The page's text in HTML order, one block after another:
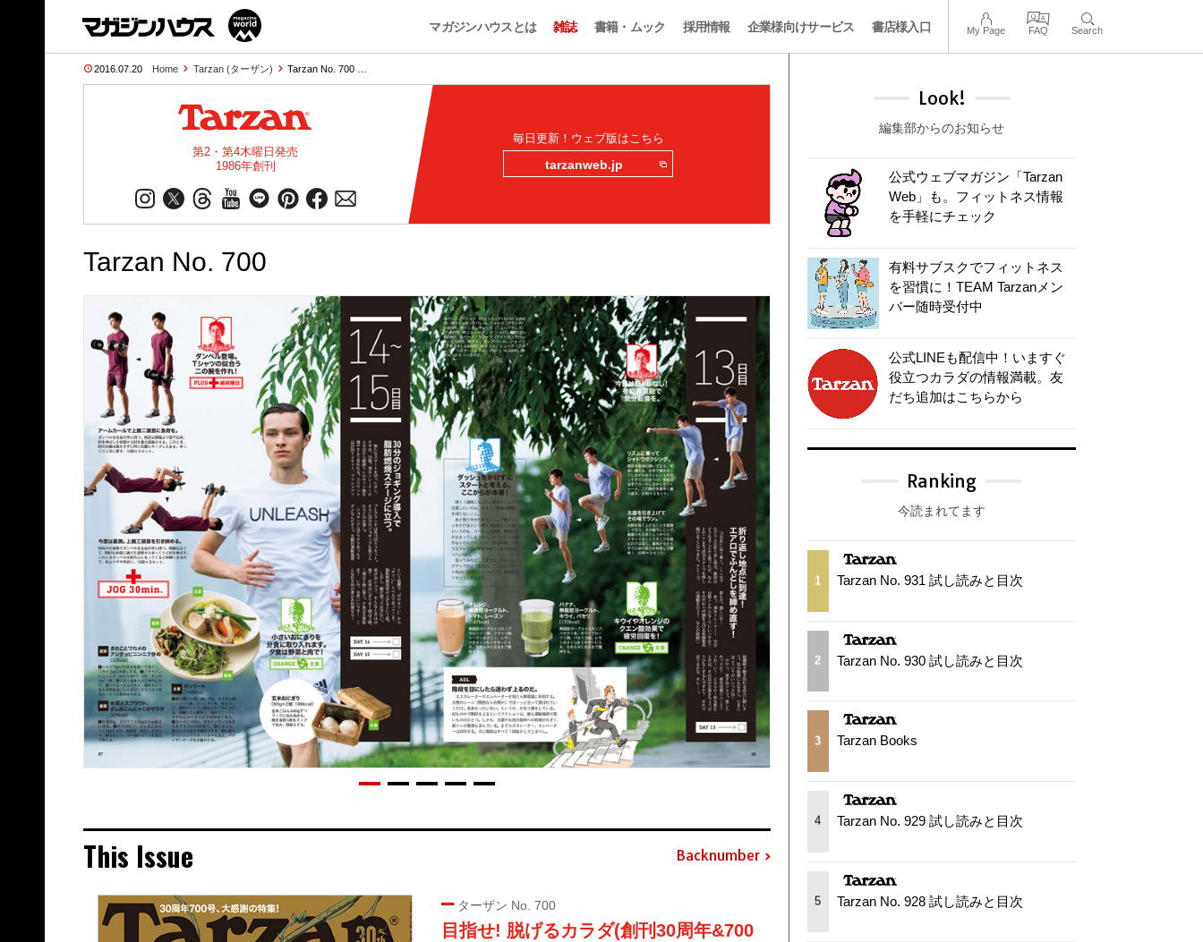
マガジンハウスとは 雑誌 書籍・ムック 採用情報 企業様向けサービス 書店様入口 My Page FAQ Search
2016.07.20 Home Tarzan (ターザン) Tarzan No. 700 …
第2・第4木曜日発売
1986年創刊
毎日更新！ウェブ版はこちら
tarzanweb.jp
Tarzan No. 700
This Issue Backnumber
ターザン No. 700
目指せ! 脱げるカラダ(創刊30周年&700
Look!
編集部からのお知らせ
公式ウェブマガジン「Tarzan
Web」も。フィットネス情報
を手軽にチェック
有料サブスクでフィットネス
を習慣に！TEAM Tarzanメン
バー随時受付中
公式LINEも配信中！いますぐ
役立つカラダの情報満載。友
だち追加はこちらから
Ranking
今読まれてます
1 Tarzan No. 931 試し読みと目次
2 Tarzan No. 930 試し読みと目次
3 Tarzan Books
4 Tarzan No. 929 試し読みと目次
5 Tarzan No. 928 試し読みと目次